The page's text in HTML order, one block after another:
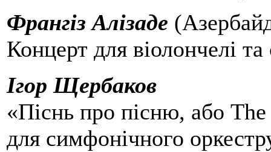
Франгіз Алізаде
Концерт для віолончелі
Ігор Щербаков
«Піснь про пісню, або
для симфонічного